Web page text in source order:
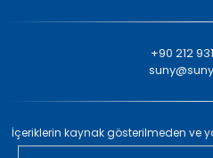
+90 212
İçeriklerin kaynak gösterilmeden ve
yasaktır. © 2022 Tüm